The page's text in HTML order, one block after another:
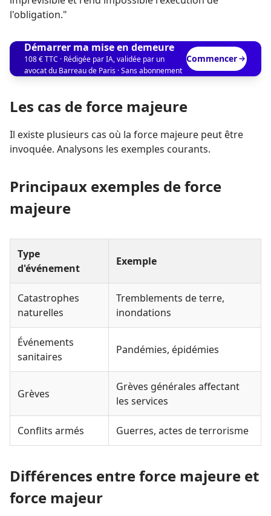
l'obligation."
Démarrer ma mise en demeure
108 € TTC · Rédigée par IA, validée par un
avocat du Barreau de Paris · Sans abonnement
Commencer
Les cas de force majeure
Il existe plusieurs cas où la force majeure peut être
invoquée. Analysons les exemples courants.
Principaux exemples de force
majeure
Type
d'événement
Exemple
Catastrophes
naturelles
Tremblements de terre,
inondations
Événements
sanitaires
Pandémies, épidémies
Grèves
Grèves générales affectant
les services
Conflits armés Guerres, actes de terrorisme
Différences entre force majeure et
force majeur